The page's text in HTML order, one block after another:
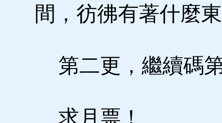
間，彷彿有著什麼
第二更，繼續碼
求月票！